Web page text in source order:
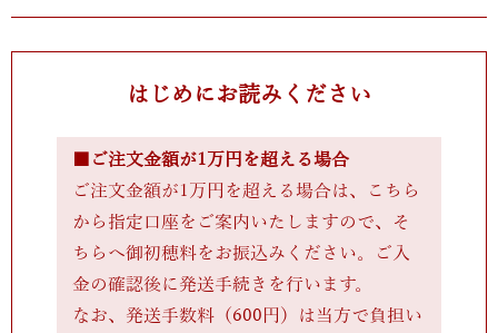
はじめにお読みください
■ご注文金額が1万円を超える場合
ご注文金額が1万円を超える場合は、こちら
から指定口座をご案内いたしますので、そ
ちらへ御初穂料をお振込みください。ご入
金の確認後に発送手続きを行います。
なお、発送手数料（600円）は当方で負担い